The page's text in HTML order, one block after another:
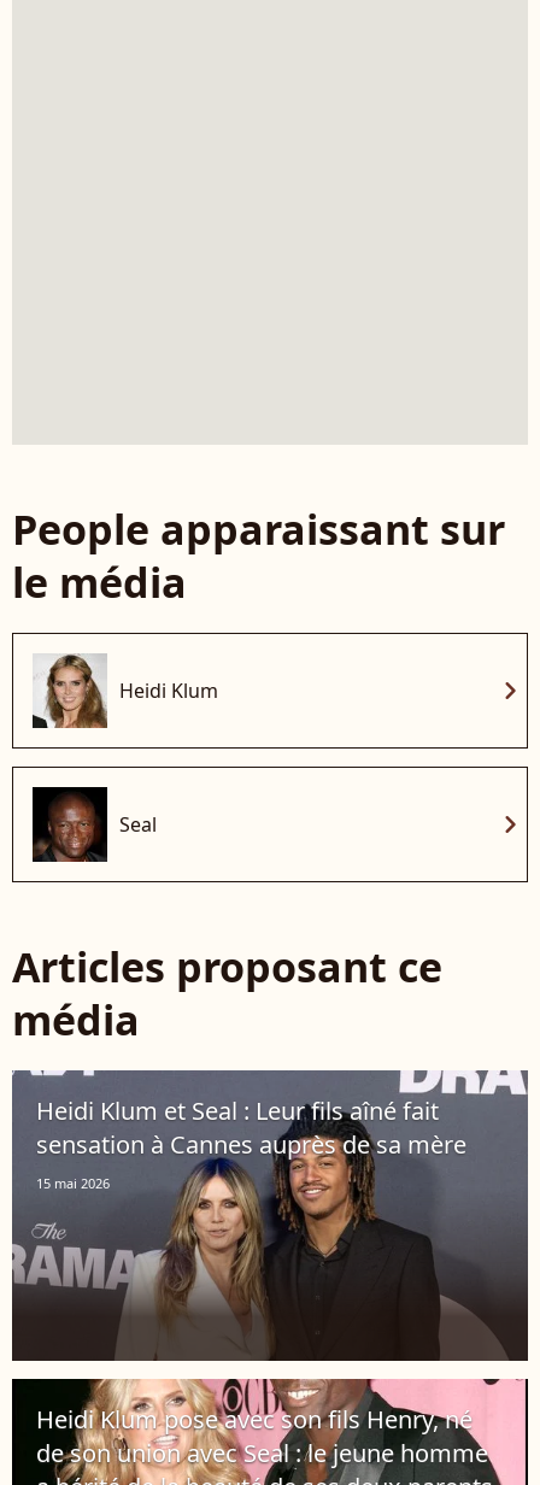
People apparaissant sur
le média
Heidi Klum chevron_right
Seal chevron_right
Articles proposant ce
média
Heidi Klum et Seal : Leur fils aîné fait
sensation à Cannes auprès de sa mère
15 mai 2026
Heidi Klum pose avec son fils Henry, né
de son union avec Seal : le jeune homme